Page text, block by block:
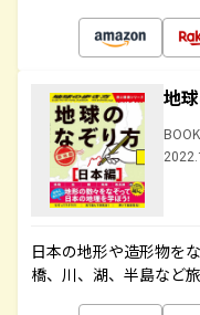
地
日本の地形や造形物を
橋、川、湖、半島など